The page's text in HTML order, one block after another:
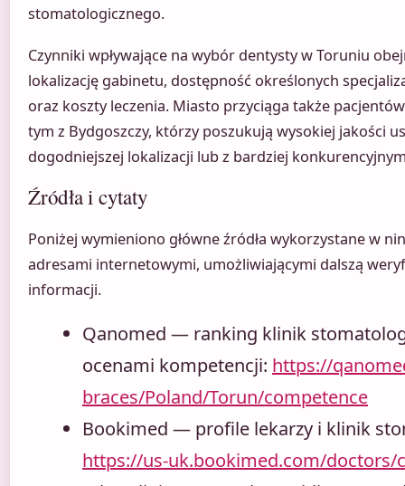
stomatologicznego.
Czynniki wpływające na wybór dentysty w Toruniu
lokalizację gabinetu, dostępność określonych
oraz koszty leczenia. Miasto przyciąga także
tym z Bydgoszczy, którzy poszukują wysokiej jakości
dogodniejszej lokalizacji lub z bardziej
Źródła i cytaty
Poniżej wymieniono główne źródła wykorzystane w
adresami internetowymi, umożliwiającymi dalszą
informacji.
Qanomed — ranking klinik
ocenami kompetencji: https://
braces/Poland/Torun/competence
Bookimed — profile lekarzy i klinik
https://us-uk.bookimed.com/